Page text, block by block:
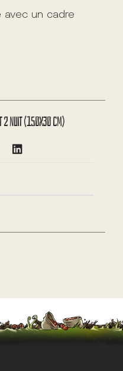
avec un cadre
nuit (150X30 cm)